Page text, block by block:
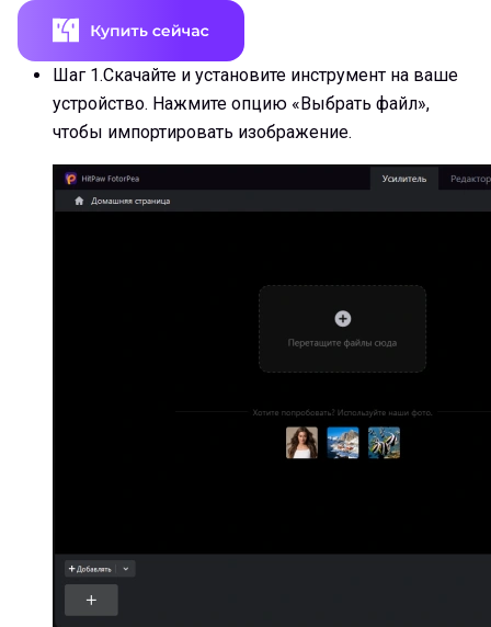
Шаг 1.Скачайте и установите инструмент на ваше
устройство. Нажмите опцию «Выбрать файл»,
чтобы импортировать изображение.